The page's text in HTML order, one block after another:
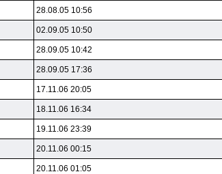
28.08.05 10:56
02.09.05 10:50
28.09.05 10:42
28.09.05 17:36
17.11.06 20:05
18.11.06 16:34
19.11.06 23:39
20.11.06 00:15
20.11.06 01:05